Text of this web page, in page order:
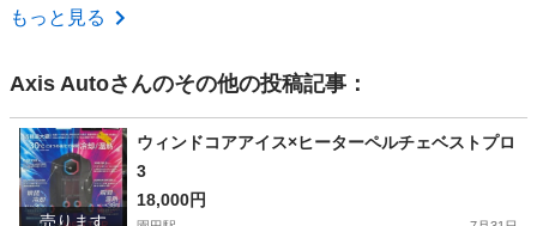
兵庫 三木市
もっと見る
Axis Autoさんのその他の投稿記事：
売ります
ウィンドコアアイス×ヒーターペルチェベストプロ
3
18,000円